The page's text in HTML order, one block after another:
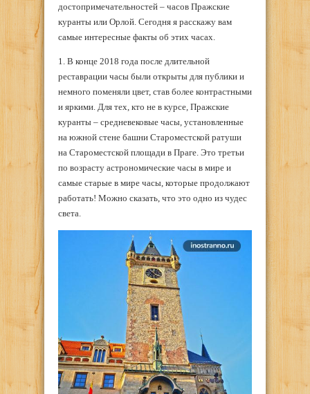
достопримечательностей – часов Пражские
куранты или Орлой. Сегодня я расскажу вам
самые интересные факты об этих часах.
1. В конце 2018 года после длительной
реставрации часы были открыты для публики и
немного поменяли цвет, став более контрастными
и яркими. Для тех, кто не в курсе, Пражские
куранты – средневековые часы, установленные
на южной стене башни Староместской ратуши
на Староместской площади в Праге. Это третьи
по возрасту астрономические часы в мире и
самые старые в мире часы, которые продолжают
работать! Можно сказать, что это одно из чудес
света.